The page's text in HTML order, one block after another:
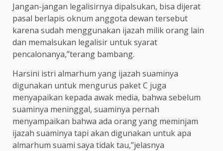
Jangan-jangan legalisirnya dipalsukan, bisa dijerat
pasal berlapis oknum anggota dewan tersebut
karena sudah menggunakan ijazah milik orang lain
dan memalsukan legalisir untuk syarat
pencalonanya,”terang bambang.
Harsini istri almarhum yang ijazah suaminya
digunakan untuk mengurus paket C juga
menyapaikan kepada awak media, bahwa sebelum
suaminya meninggal, suaminya pernah
menyampaikan bahwa ada orang yang meminjam
ijazah suaminya tapi akan digunakan untuk apa
almarhum suami saya tidak tau,”jelasnya